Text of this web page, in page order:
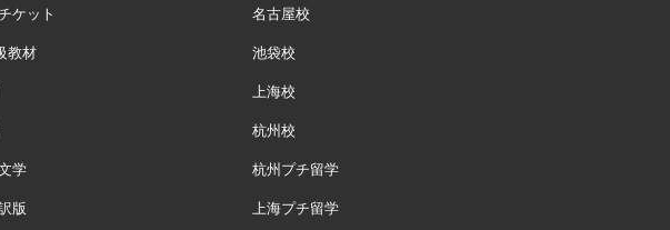
ケット
教材
学
版
名古屋校
池袋校
上海校
杭州校
杭州プチ留学
上海プチ留学